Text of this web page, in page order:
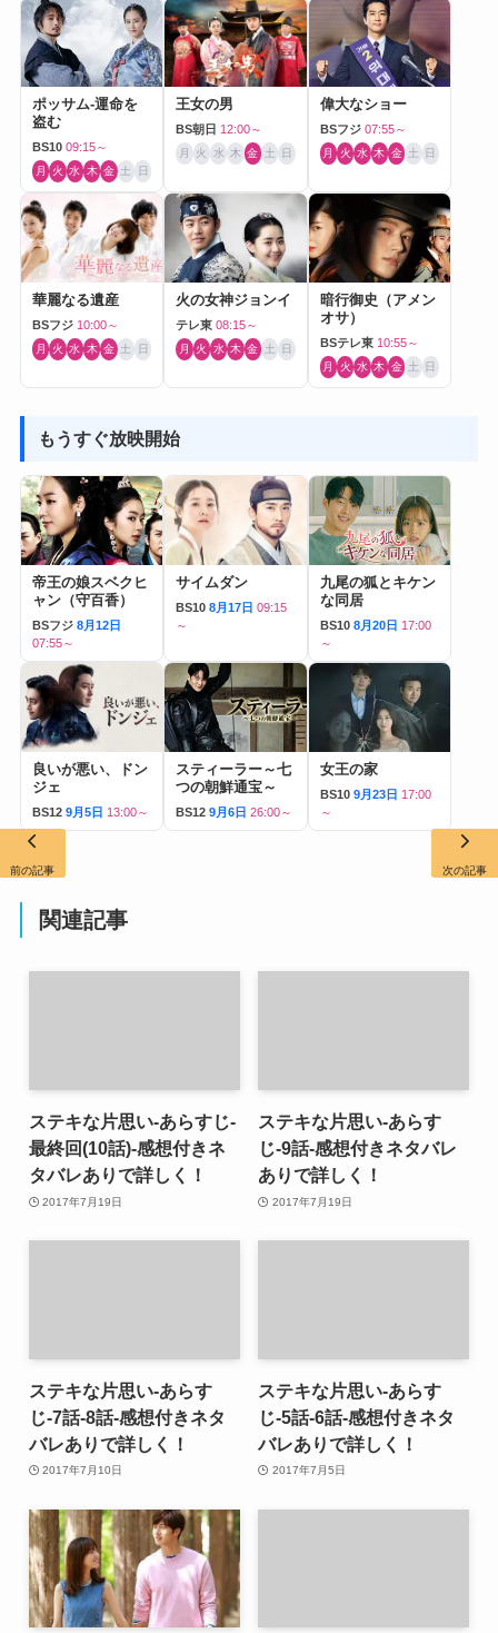
ポッサム-運命を
盗む
BS10 09:15～
月 火 水 木 金 土 日
王女の男
BS朝日 12:00～
月 火 水 木 金 土 日
偉大なショー
BSフジ 07:55～
月 火 水 木 金 土 日
華麗なる遺産
BSフジ 10:00～
月 火 水 木 金 土 日
火の女神ジョンイ
テレ東 08:15～
月 火 水 木 金 土 日
暗行御史（アメン
オサ）
BSテレ東 10:55～
月 火 水 木 金 土 日
もうすぐ放映開始
帝王の娘スベクヒ
ャン（守百香）
BSフジ 8月12日
07:55～
サイムダン
BS10 8月17日 09:15
～
九尾の狐とキケン
な同居
BS10 8月20日 17:00
～
良いが悪い、ドン
ジェ
BS12 9月5日 13:00～
スティーラー～七
つの朝鮮通宝～
BS12 9月6日 26:00～
女王の家
BS10 9月23日 17:00
～
関連記事
ステキな片思い-あらすじ-
最終回(10話)-感想付きネ
タバレありで詳しく！
2017年7月19日
ステキな片思い-あらす
じ-9話-感想付きネタバレ
ありで詳しく！
2017年7月19日
ステキな片思い-あらす
じ-7話-8話-感想付きネタ
バレありで詳しく！
2017年7月10日
ステキな片思い-あらす
じ-5話-6話-感想付きネタ
バレありで詳しく！
2017年7月5日
前の記事 次の記事